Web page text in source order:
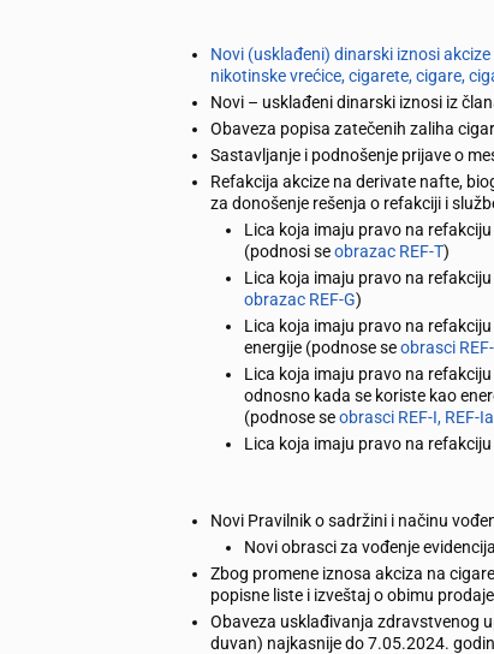
Novi (usklađeni) dinarski iznosi
nikotinske vrećice, cigarete, cigare,
Novi – usklađeni dinarski iznosi iz
Obaveza popisa zatečenih zaliha
Sastavljanje i podnošenje prijave o
Refakcija akcize na derivate nafte,
za donošenje rešenja o refakciji i
Lica koja imaju pravo na
(podnosi seobrazac REF-T)
Lica koja imaju pravo na
obrazac REF-G)
Lica koja imaju pravo na
energije (podnose seobrasci
Lica koja imaju pravo na
odnosno kada se koriste kao
(podnose seobrasci REF-I, REF-
Lica koja imaju pravo na
Novi Pravilnik o sadržini i načinu
Novi obrasci za vođenje
Zbog promene iznosa akciza na
popisne liste i izveštaj o obimu
Obaveza usklađivanja zdravstvenog
duvan) najkasnije do 7.05.2024.